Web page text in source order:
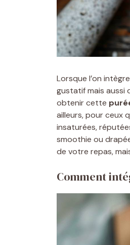
Lorsque l’on
gustatif mais aussi
obtenir cette
ailleurs, pour ceux
insaturées,
smoothie ou
de votre repas,
Comment